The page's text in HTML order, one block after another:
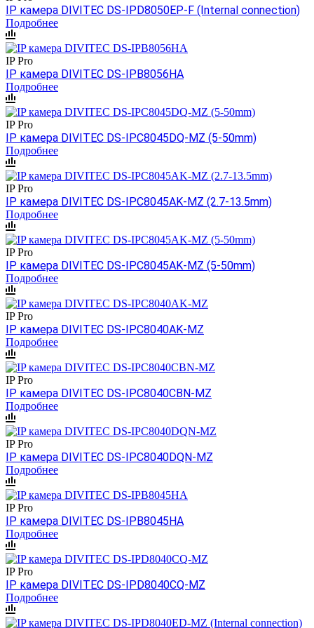
IP камера DIVITEC DS-IPD8050EP-F (Internal connection)
Подробнее
IP Pro
IP камера DIVITEC DS-IPB8056HA
Подробнее
IP Pro
IP камера DIVITEC DS-IPC8045DQ-MZ (5-50mm)
Подробнее
IP Pro
IP камера DIVITEC DS-IPC8045AK-MZ (2.7-13.5mm)
Подробнее
IP Pro
IP камера DIVITEC DS-IPC8045AK-MZ (5-50mm)
Подробнее
IP Pro
IP камера DIVITEC DS-IPC8040AK-MZ
Подробнее
IP Pro
IP камера DIVITEC DS-IPC8040CBN-MZ
Подробнее
IP Pro
IP камера DIVITEC DS-IPC8040DQN-MZ
Подробнее
IP Pro
IP камера DIVITEC DS-IPB8045HA
Подробнее
IP Pro
IP камера DIVITEC DS-IPD8040CQ-MZ
Подробнее